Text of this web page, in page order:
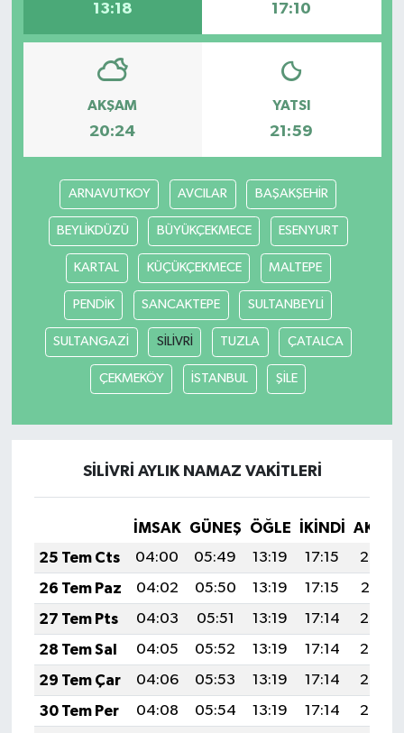
13:18 17:10
AKŞAM
20:24
YATSI
21:59
ARNAVUTKOY AVCILAR BAŞAKŞEHİR
BEYLİKDÜZÜ BÜYÜKÇEKMECE ESENYURT
KARTAL KÜÇÜKÇEKMECE MALTEPE
PENDİK SANCAKTEPE SULTANBEYLİ
SULTANGAZİ SİLİVRİ TUZLA ÇATALCA
ÇEKMEKÖY İSTANBUL ŞİLE
SİLİVRİ AYLIK NAMAZ VAKITLERI
İMSAK GÜNEŞ ÖĞLE İKINDI
25 Tem Cts
04:00 05:49 13:19 17:15
20:38
26 Tem Paz
04:02 05:50 13:19 17:15
20:37
27 Tem Pts
04:03 05:51 13:19 17:14
20:36
28 Tem Sal
04:05 05:52 13:19 17:14
20:35
29 Tem Çar
04:06 05:53 13:19 17:14
20:34
30 Tem Per
04:08 05:54 13:19 17:14
20:33